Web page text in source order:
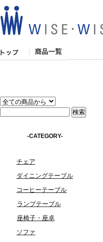
-CATEGORY-
チェア
ダイニングテーブル
コーヒーテーブル
ランプテーブル
座椅子・座卓
ソファ